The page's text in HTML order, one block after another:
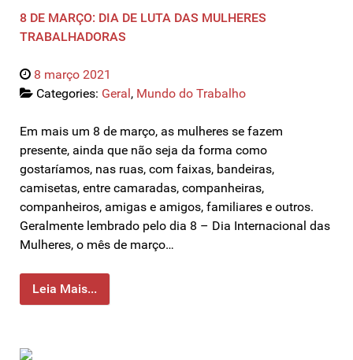
8 DE MARÇO: DIA DE LUTA DAS MULHERES
TRABALHADORAS
8 março 2021
Categories: Geral, Mundo do Trabalho
Em mais um 8 de março, as mulheres se fazem
presente, ainda que não seja da forma como
gostaríamos, nas ruas, com faixas, bandeiras,
camisetas, entre camaradas, companheiras,
companheiros, amigas e amigos, familiares e outros.
Geralmente lembrado pelo dia 8 – Dia Internacional das
Mulheres, o mês de março…
Leia Mais...